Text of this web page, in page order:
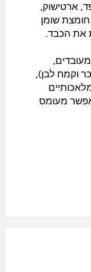
ארטישוק,
שומן
את הכבד.
וקמח לבן),
מעומס